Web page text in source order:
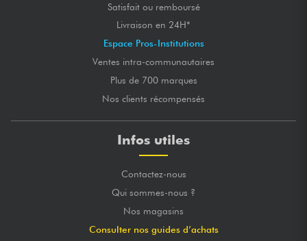
Satisfait ou remboursé
Livraison en 24H*
Espace Pros-Institutions
Ventes intra-communautaires
Plus de 700 marques
Nos clients récompensés
Infos utiles
Contactez-nous
Qui sommes-nous ?
Nos magasins
Consulter nos guides d’achats